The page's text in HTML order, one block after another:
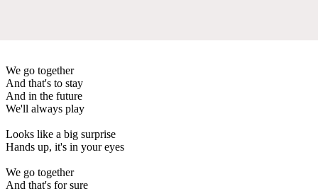
We go together
And that's to stay
And in the future
We'll always play
Looks like a big surprise
Hands up, it's in your eyes
We go together
And that's for sure